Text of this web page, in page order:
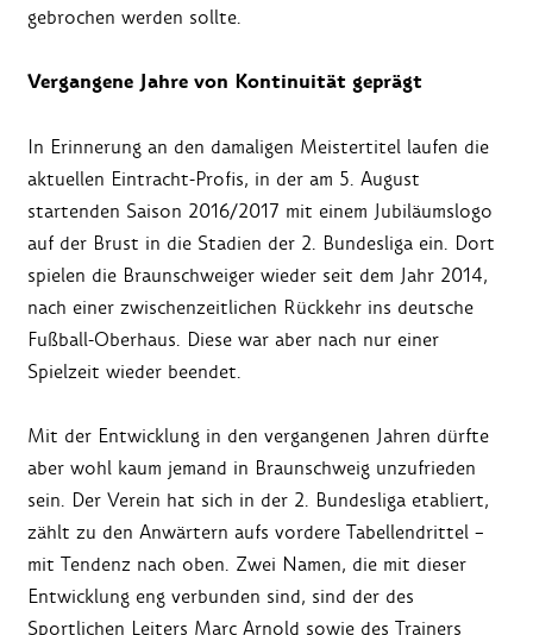
gebrochen werden sollte.
Vergangene Jahre von Kontinuität geprägt
In Erinnerung an den damaligen Meistertitel laufen die
aktuellen Eintracht-Profis, in der am 5. August
startenden Saison 2016/2017 mit einem Jubiläumslogo
auf der Brust in die Stadien der 2. Bundesliga ein. Dort
spielen die Braunschweiger wieder seit dem Jahr 2014,
nach einer zwischenzeitlichen Rückkehr ins deutsche
Fußball-Oberhaus. Diese war aber nach nur einer
Spielzeit wieder beendet.
Mit der Entwicklung in den vergangenen Jahren dürfte
aber wohl kaum jemand in Braunschweig unzufrieden
sein. Der Verein hat sich in der 2. Bundesliga etabliert,
zählt zu den Anwärtern aufs vordere Tabellendrittel –
mit Tendenz nach oben. Zwei Namen, die mit dieser
Entwicklung eng verbunden sind, sind der des
Sportlichen Leiters Marc Arnold sowie des Trainers